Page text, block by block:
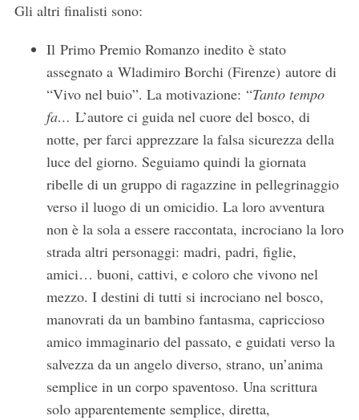
Gli altri finalisti sono:
Il Primo Premio Romanzo inedito è stato
assegnato a Wladimiro Borchi (Firenze) autore di
“Vivo nel buio”. La motivazione: “Tanto tempo
fa… L’autore ci guida nel cuore del bosco, di
notte, per farci apprezzare la falsa sicurezza della
luce del giorno. Seguiamo quindi la giornata
ribelle di un gruppo di ragazzine in pellegrinaggio
verso il luogo di un omicidio. La loro avventura
non è la sola a essere raccontata, incrociano la loro
strada altri personaggi: madri, padri, figlie,
amici… buoni, cattivi, e coloro che vivono nel
mezzo. I destini di tutti si incrociano nel bosco,
manovrati da un bambino fantasma, capriccioso
amico immaginario del passato, e guidati verso la
salvezza da un angelo diverso, strano, un’anima
semplice in un corpo spaventoso. Una scrittura
solo apparentemente semplice, diretta,